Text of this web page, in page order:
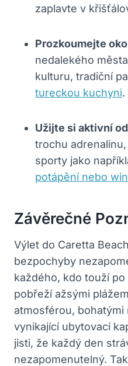
zaplavte v
Prozkoumejte
nedalekého
kulturu, tradiční
tureckou kuchyni.
Užijte si aktivní
trochu
sporty jako
potápění nebo
Závěrečné
Výlet do Caretta
bezpochyby
každého, kdo touží
pobřeží ažsými
atmosférou, bohatými
vynikající ubytovací
jisti, že každý den
nezapomenutelný.